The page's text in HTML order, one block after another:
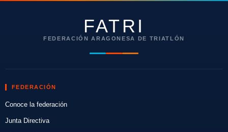
FATRI
FEDERACIÓN ARAGONESA DE TRIATLÓN
FEDERACIÓN
Conoce la federación
Junta Directiva